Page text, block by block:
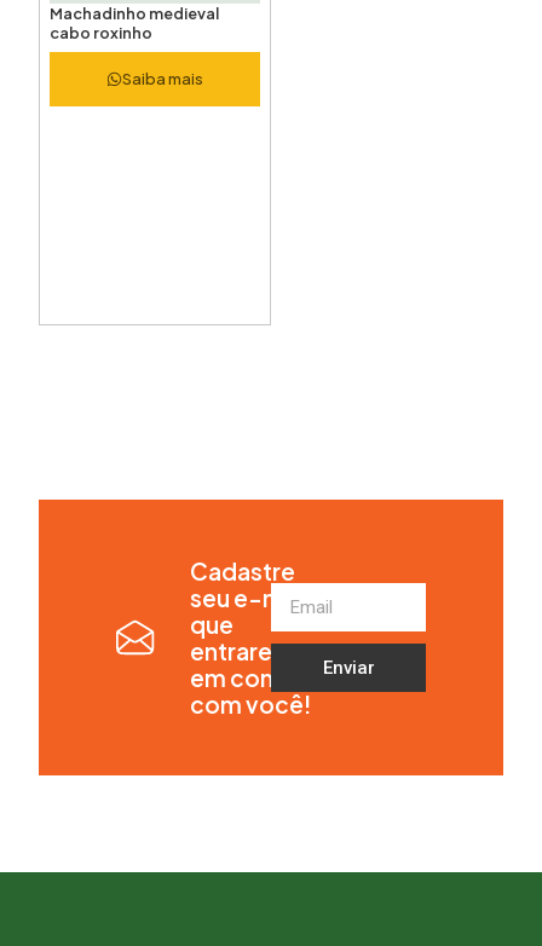
Machadinho medieval
cabo roxinho
Saiba mais
Cadastre
seu e-mail
que
entraremos
em contato
com você!
Enviar